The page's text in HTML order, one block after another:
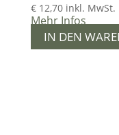
€12,70 inkl. MwSt.
Mehr Infos
IN DEN